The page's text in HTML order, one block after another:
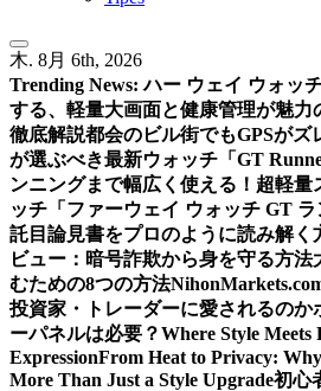
木. 8月 6th, 2026
Trending News: ハー ウェイ ウォッ
する、軽量大画面と健康管理が魅力
徹底解説都会のビル街でもGPSが
が選ぶべき最新ウォッチ「GT
ンニングまで幅広く使える！超軽量
ッチ「ファーウェイ ウォッチ GT
託目論見書をプロのように読み解く
ビュー：暗号詐欺から身を守る方法
むための8つの方法
投資家・トレーダーに愛されるのか
ーパネルは必要？Where Style Meets
ExpressionFrom Heat to Privacy:
More Than Just a Style Upgrade初心